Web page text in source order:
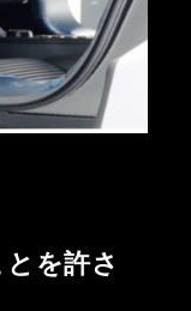
を許さ